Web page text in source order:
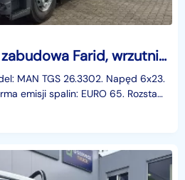
MAN TGS 26.330, zabudowa Farid, wrzutnik automatyczny TGS 26.330, zabudowa Farid, wrzutnik automatyczny
MAN TGS 26.3302. Napęd 6x23.
emisji spalin: EURO 65. Rozstaw
masa całkowita: